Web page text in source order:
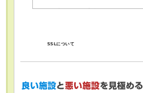
おける個人情報の安全
SSLについて